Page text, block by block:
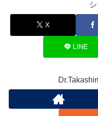
X
LINE